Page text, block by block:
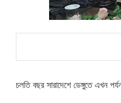
চলতি বছর সারাদেশে ডেঙ্গুতে এখন